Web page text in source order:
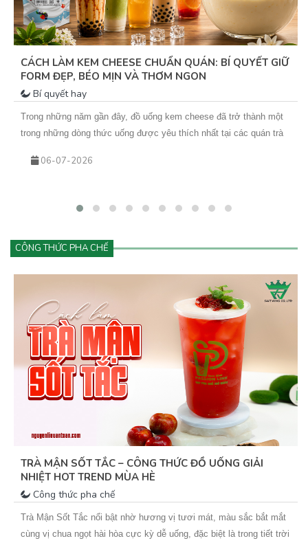
CÁCH LÀM KEM CHEESE CHUẨN QUÁN: BÍ QUYẾT GIỮ
FORM ĐẸP, BÉO MỊN VÀ THƠM NGON
Bí quyết hay
Trong những năm gần đây, đồ uống kem cheese đã trở thành một
trong những dòng thức uống được yêu thích nhất tại các quán trà
cheese đến cà phê kem cheese hay matcha kem cheese, tất cả
06-07-2026
CÔNG THỨC PHA CHẾ
TRÀ MẬN SỐT TẮC – CÔNG THỨC ĐỒ UỐNG GIẢI
NHIỆT HOT TREND MÙA HÈ
Công thức pha chế
Trà Mận Sốt Tắc nổi bật nhờ hương vị tươi mát, màu sắc bắt mắt
cùng vị chua ngọt hài hòa cực kỳ dễ uống, đặc biệt là trong tiết trời